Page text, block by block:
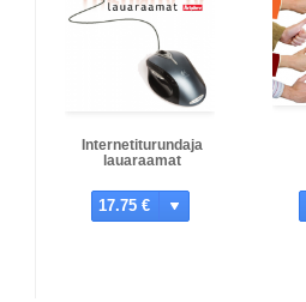
Internetiturundaja
lauaraamat
17.75 €